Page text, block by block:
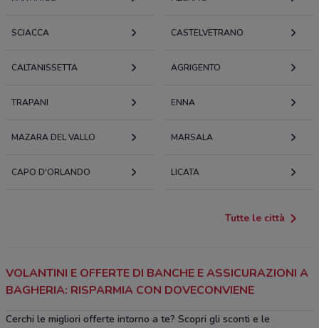
SCIACCA CASTELVETRANO
CALTANISSETTA AGRIGENTO
TRAPANI ENNA
MAZARA DEL VALLO MARSALA
CAPO D'ORLANDO LICATA
Tutte le città
VOLANTINI E OFFERTE DI BANCHE E ASSICURAZIONI A
BAGHERIA: RISPARMIA CON DOVECONVIENE
Cerchi le migliori offerte intorno a te? Scopri gli sconti e le